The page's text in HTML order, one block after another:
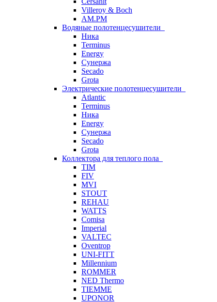
Villeroy & Boch
AM.PM
Водяные полотенцесушители
Ника
Terminus
Energy
Сунержа
Secado
Grota
Электрические полотенцесушители
Atlantic
Terminus
Ника
Energy
Сунержа
Secado
Grota
Коллектора для теплого пола
TIM
FIV
MVI
STOUT
REHAU
WATTS
Comisa
Imperial
VALTEC
Oventrop
UNI-FITT
Millennium
ROMMER
NED Thermo
TIEMME
UPONOR